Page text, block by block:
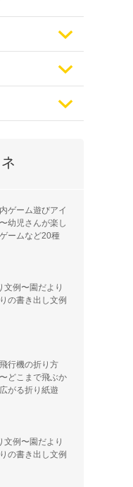
ゲーム遊びアイ
幼児さんが楽し
ームなど20種
文例〜園だより
の書き出し文例
行機の折り方
どこまで飛ぶか
がる折り紙遊
文例〜園だより
の書き出し文例